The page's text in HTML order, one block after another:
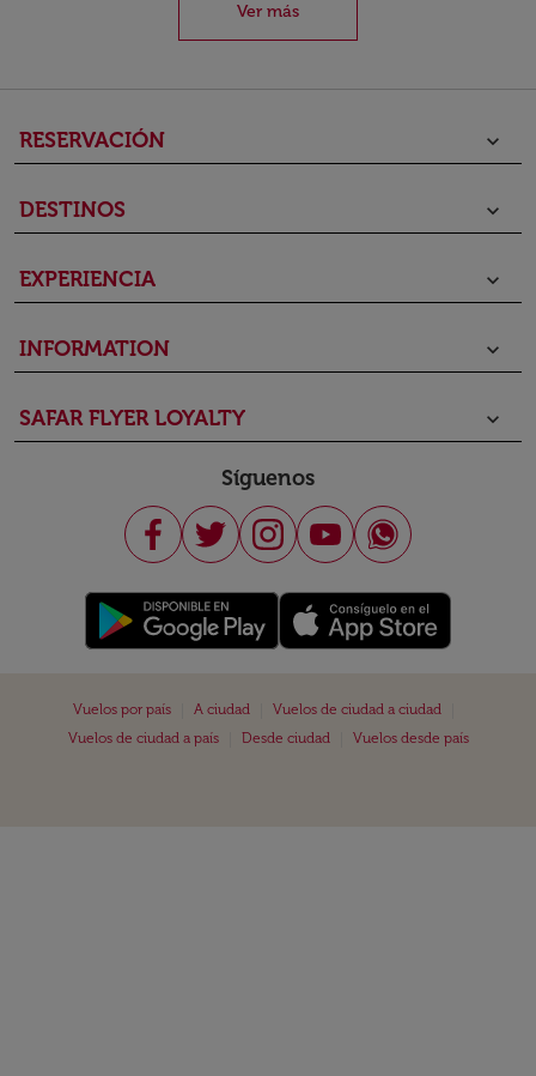
Ver más
RESERVACIÓN keyboard_arrow_down
DESTINOS keyboard_arrow_down
EXPERIENCIA keyboard_arrow_down
INFORMATION keyboard_arrow_down
SAFAR FLYER LOYALTY keyboard_arrow_down
Síguenos
Vuelos por país A ciudad Vuelos de ciudad a ciudad
Vuelos de ciudad a país
Desde ciudad Vuelos desde país